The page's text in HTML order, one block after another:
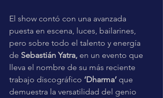
El show contó con una avanzada
puesta en escena, luces, bailarines,
pero sobre todo el talento y energía
de Sebastián Yatra, en un evento que
lleva el nombre de su más reciente
trabajo discográfico ‘Dharma’ que
demuestra la versatilidad del genio